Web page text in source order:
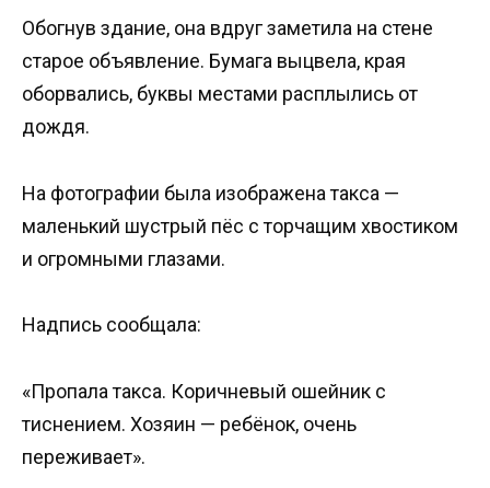
Обогнув здание, она вдруг заметила на стене
старое объявление. Бумага выцвела, края
оборвались, буквы местами расплылись от
дождя.
На фотографии была изображена такса —
маленький шустрый пёс с торчащим хвостиком
и огромными глазами.
Надпись сообщала:
«Пропала такса. Коричневый ошейник с
тиснением. Хозяин — ребёнок, очень
переживает».